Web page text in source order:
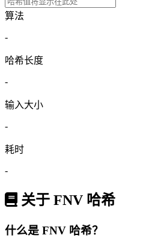
算法
-
哈希长度
-
输入大小
-
耗时
-
关于 FNV 哈希
什么是 FNV 哈希？